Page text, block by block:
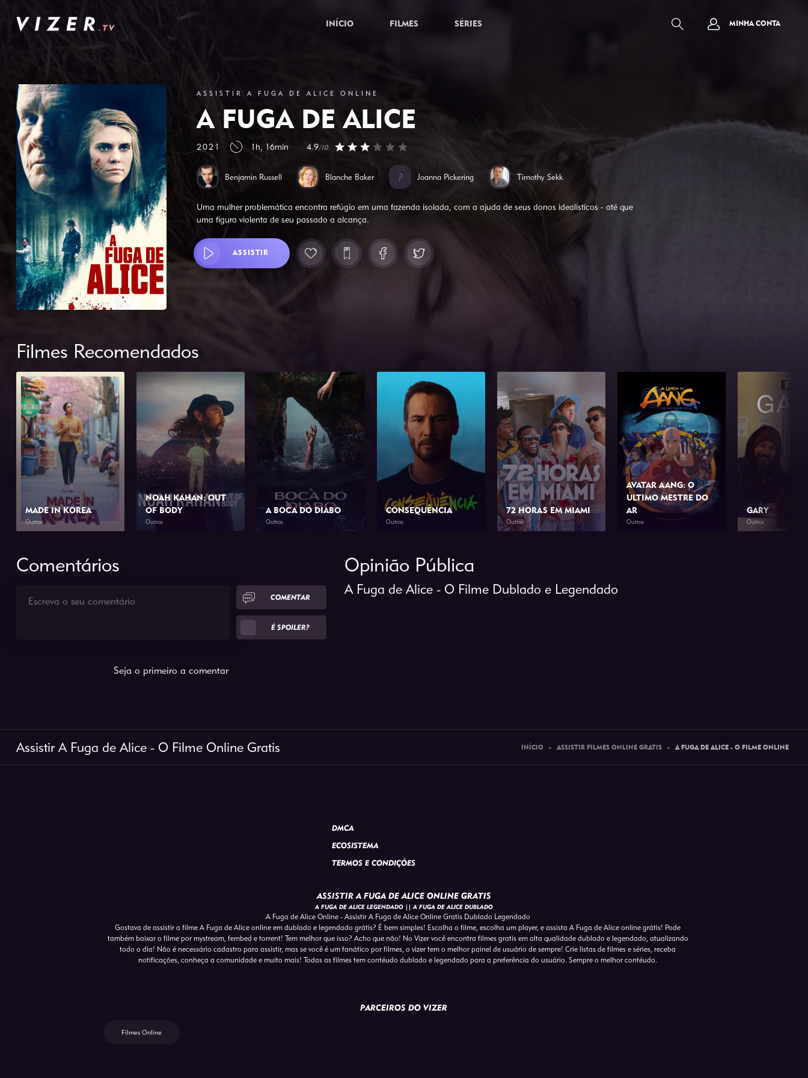
INÍCIO FILMES SÉRIES MINHA CONTA
ASSISTIR A FUGA DE ALICE ONLINE
A FUGA DE ALICE
2021 1h, 16min 4.9/10
Benjamin Russell Blanche Baker Joanna Pickering Timothy Sekk
Uma mulher problemática encontra refúgio em uma fazenda isolada, com a ajuda de seus donos idealísticos - até que
uma figura violenta de seu passado a alcança.
ASSISTIR
Filmes Recomendados
MADE IN KOREA
Outros
NOAH KAHAN: OUT
OF BODY
Outros
A BOCA DO DIABO
Outros
CONSEQUÊNCIA
Outros
72 HORAS EM MIAMI
Outros
AVATAR AANG: O
ÚLTIMO MESTRE DO
AR
Outros
GARY
Outros
Comentários
COMENTAR
É SPOILER?
Seja o primeiro a comentar
Opinião Pública
A Fuga de Alice - O Filme Dublado e Legendado
Assistir A Fuga de Alice - O Filme Online Gratis INÍCIO » ASSISTIR FILMES ONLINE GRATIS » A FUGA DE ALICE - O FILME ONLINE
DMCA
ECOSISTEMA
TERMOS E CONDIÇÕES
ASSISTIR A FUGA DE ALICE ONLINE GRATIS
A FUGA DE ALICE LEGENDADO || A FUGA DE ALICE DUBLADO
A Fuga de Alice Online - Assistir A Fuga de Alice Online Gratis Dublado Legendado
Gostava de assistir a filme A Fuga de Alice online em dublado e legendado grátis? É bem simples! Escolha o filme, escolha um player, e assista A Fuga de Alice online grátis! Pode
também baixar o filme por mystream, fembed e torrent! Tem melhor que isso? Acho que não! No Vizer você encontra filmes gratis em alta qualidade dublado e legendado, atualizando
todo o dia! Não é necessário cadastro para assistir, mas se você é um fanático por filmes, o vizer tem o melhor painel de usuário de sempre! Crie listas de filmes e séries, receba
notificações, conheça a comunidade e muito mais! Todas as filmes tem contéudo dublado e legendado para a preferência do usuário. Sempre o melhor contéudo.
PARCEIROS DO VIZER
Filmes Online